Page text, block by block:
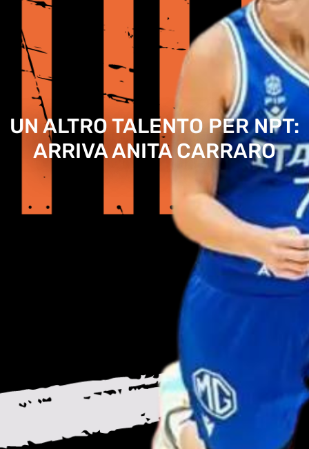
UN ALTRO TALENTO PER NPT:
ARRIVA ANITA CARRARO